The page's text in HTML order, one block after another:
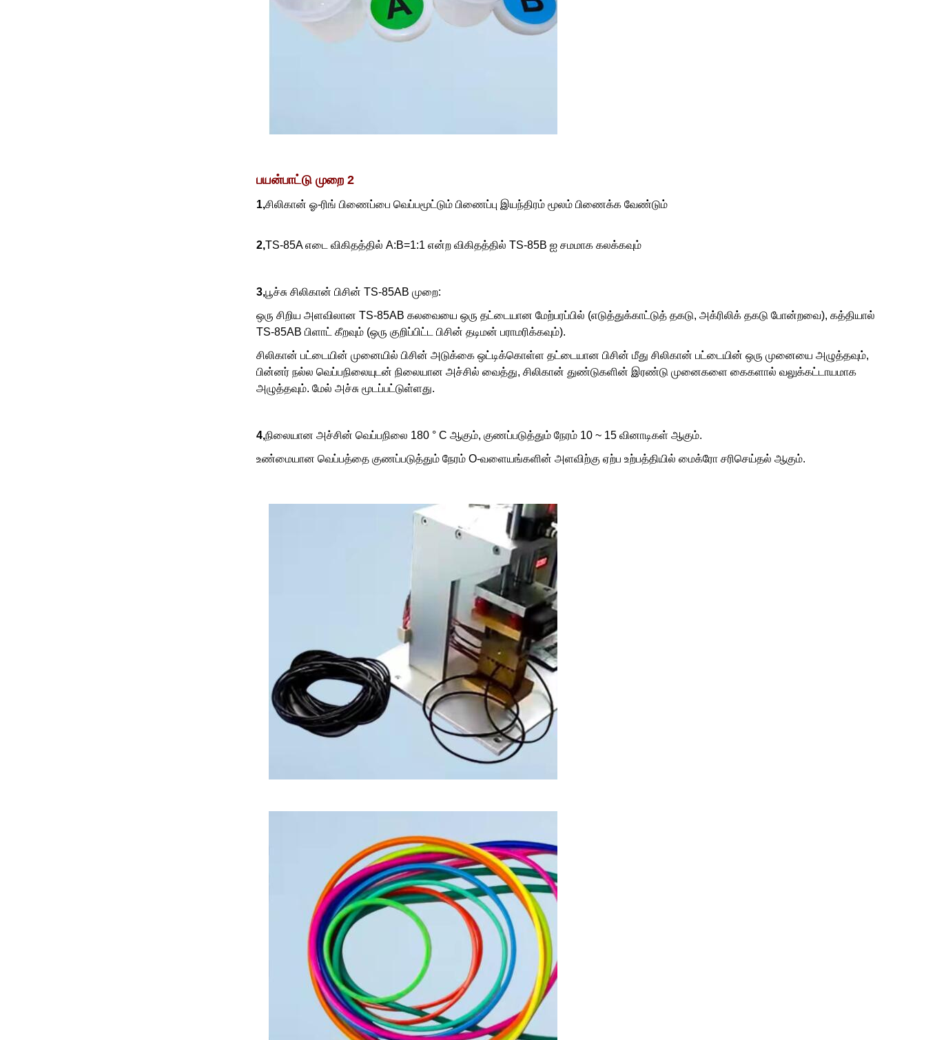
பயன்பாட்டு முறை 2
1,சிலிகான் ஓ-ரிங் பிணைப்பை வெப்பமூட்டும் பிணைப்பு இயந்திரம் மூலம் பிணைக்க வேண்டும்
2,TS-85A எடை விகிதத்தில் A:B=1:1 என்ற விகிதத்தில் TS-85B ஐ சமமாக கலக்கவும்
3,பூச்சு சிலிகான் பிசின் TS-85AB முறை:
ஒரு சிறிய அளவிலான TS-85AB கலவையை ஒரு தட்டையான மேற்பரப்பில் (எடுத்துக்காட்டுத் தகடு, அக்ரிலிக் தகடு போன்றவை), கத்தியால்
TS-85AB பிளாட் கீறவும் (ஒரு குறிப்பிட்ட பிசின் தடிமன் பராமரிக்கவும்).
சிலிகான் பட்டையின் முனையில் பிசின் அடுக்கை ஒட்டிக்கொள்ள தட்டையான பிசின் மீது சிலிகான் பட்டையின் ஒரு முனையை அழுத்தவும்,
பின்னர் நல்ல வெப்பநிலையுடன் நிலையான அச்சில் வைத்து, சிலிகான் துண்டுகளின் இரண்டு முனைகளை கைகளால் வலுக்கட்டாயமாக
அழுத்தவும். மேல் அச்சு மூடப்பட்டுள்ளது.
4,நிலையான அச்சின் வெப்பநிலை 180 ° C ஆகும், குணப்படுத்தும் நேரம் 10 ~ 15 வினாடிகள் ஆகும்.
உண்மையான வெப்பத்தை குணப்படுத்தும் நேரம் O-வளையங்களின் அளவிற்கு ஏற்ப உற்பத்தியில் மைக்ரோ சரிசெய்தல் ஆகும்.